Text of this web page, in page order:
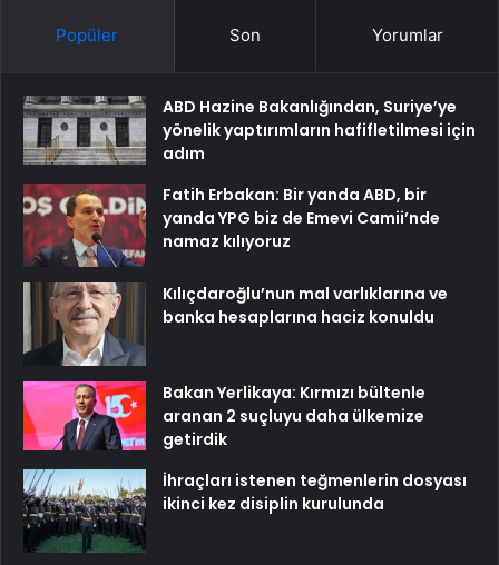
Popüler Son Yorumlar
ABD Hazine Bakanlığından, Suriye’ye
yönelik yaptırımların hafifletilmesi için
adım
Fatih Erbakan: Bir yanda ABD, bir
yanda YPG biz de Emevi Camii’nde
namaz kılıyoruz
Kılıçdaroğlu’nun mal varlıklarına ve
banka hesaplarına haciz konuldu
Bakan Yerlikaya: Kırmızı bültenle
aranan 2 suçluyu daha ülkemize
getirdik
İhraçları istenen teğmenlerin dosyası
ikinci kez disiplin kurulunda